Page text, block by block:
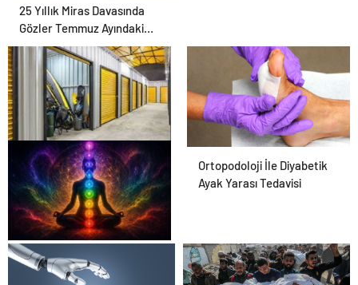
25 Yıllık Miras Davasında
Gözler Temmuz Ayındaki
Karar Duruşmasına Çevrildi
Eşya Depolama ile Ev
Eşyalarınızı Güvenle
Saklayın
Ortopodoloji İle Diyabetik
Ayak Yarası Tedavisi
Zihnin Gizemli Sınırları ve
Ötesi : Nasılnedir.com